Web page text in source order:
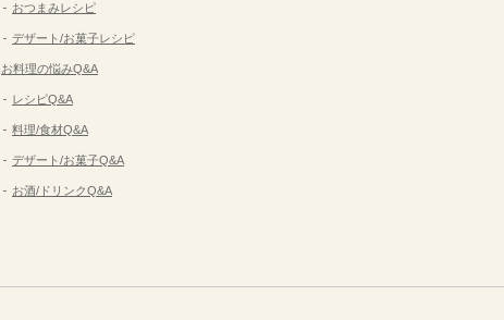
おつまみレシピ
デザート/お菓子レシピ
お料理の悩みQ&A
レシピQ&A
料理/食材Q&A
デザート/お菓子Q&A
お酒/ドリンクQ&A